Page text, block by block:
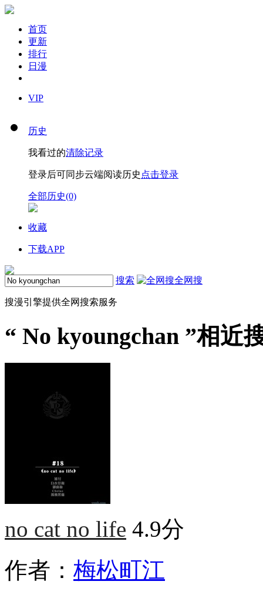
首页
更新
排行
日漫
VIP
历史
我看过的清除记录
登录后可同步云端阅读历史 点击登录
全部历史(0)
收藏
下载APP
搜索 全网搜
搜漫引擎提供全网搜索服务
“ No kyoungchan ”相近
no cat no life 4.9分
作者： 梅松町江